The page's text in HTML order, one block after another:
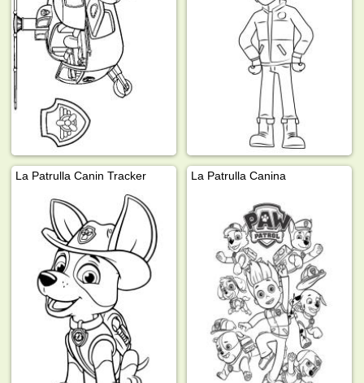
La Patrulla Canin Tracker La Patrulla Canina